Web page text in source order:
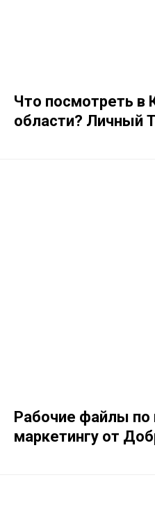
Что посмотреть в
области? Личный
Рабочие файлы по
маркетингу от